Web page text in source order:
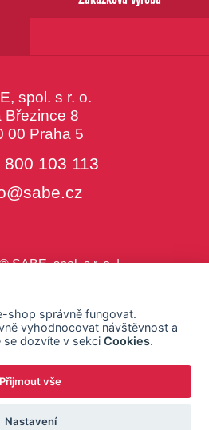
spol. s r. o.
Březince 8
00 Praha 5
800 103 113
SABE, spol. s r. o. |
shop správně fungovat.
vyhodnocovat návštěvnost a
se dozvíte v sekciCookies.
Přijmout vše
Nastavení